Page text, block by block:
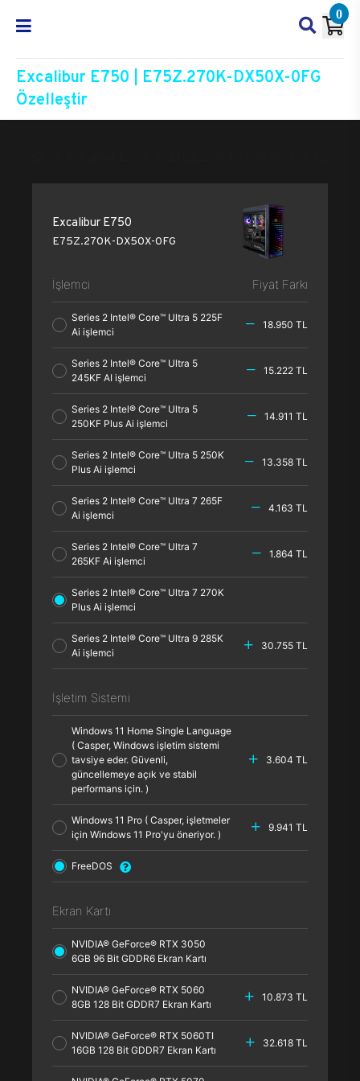
0
Excalibur E750 | E75Z.270K-DX50X-0FG
Özelleştir
Excalibur E750
E75Z.270K-DX50X-0FG
İşlemci Fiyat Farkı
Series 2 Intel® Core™ Ultra 5 225F
Ai işlemci
18.950 TL
Series 2 Intel® Core™ Ultra 5
245KF AI işlemci
15.222 TL
Series 2 Intel® Core™ Ultra 5
250KF Plus Ai işlemci
14.911 TL
Series 2 Intel® Core™ Ultra 5 250K
Plus Ai işlemci
13.358 TL
Series 2 Intel® Core™ Ultra 7 265F
Ai işlemci
4.163 TL
Series 2 Intel® Core™ Ultra 7
265KF Ai işlemci
1.864 TL
Series 2 Intel® Core™ Ultra 7 270K
Plus Ai işlemci
Series 2 Intel® Core™ Ultra 9 285K
Ai işlemci
30.755 TL
İşletim Sistemi
Windows 11 Home Single Language
( Casper, Windows işletim sistemi
tavsiye eder. Güvenli,
güncellemeye açık ve stabil
performans için. )
3.604 TL
Windows 11 Pro ( Casper, işletmeler
için Windows 11 Pro'yu öneriyor. )
9.941 TL
FreeDOS
Ekran Kartı
NVIDIA® GeForce® RTX 3050
6GB 96 Bit GDDR6 Ekran Kartı
NVIDIA® GeForce® RTX 5060
8GB 128 Bit GDDR7 Ekran Kartı
10.873 TL
NVIDIA® GeForce® RTX 5060TI
16GB 128 Bit GDDR7 Ekran Kartı
32.618 TL